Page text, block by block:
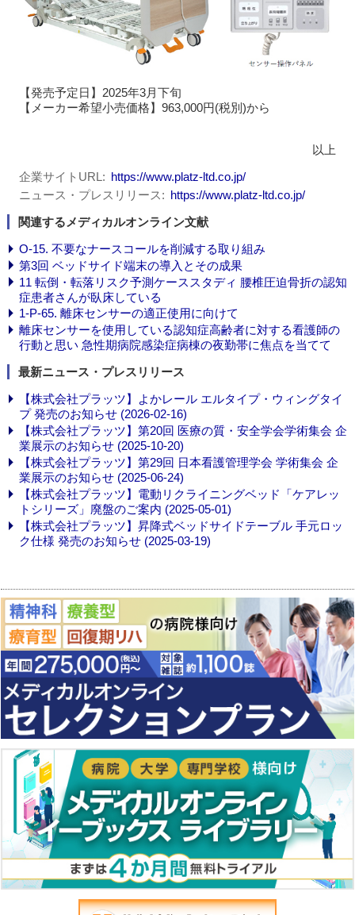
【発売予定日】2025年3月下旬
【メーカー希望小売価格】963,000円(税別)から
以上
企業サイトURL
https://www.platz-ltd.co.jp/
ニュース・プレスリリース
https://www.platz-ltd.co.jp/
関連するメディカルオンライン文献
O-15. 不要なナースコールを削減する取り組み
第3回 ベッドサイド端末の導入とその成果
11 転倒・転落リスク予測ケーススタディ 腰椎圧迫骨折の認知
症患者さんが臥床している
1-P-65. 離床センサーの適正使用に向けて
離床センサーを使用している認知症高齢者に対する看護師の
行動と思い 急性期病院感染症病棟の夜勤帯に焦点を当てて
最新ニュース・プレスリリース
【株式会社プラッツ】よかレール エルタイプ・ウィングタイ
プ 発売のお知らせ (2026-02-16)
【株式会社プラッツ】第20回 医療の質・安全学会学術集会 企
業展示のお知らせ (2025-10-20)
【株式会社プラッツ】第29回 日本看護管理学会 学術集会 企
業展示のお知らせ (2025-06-24)
【株式会社プラッツ】電動リクライニングベッド「ケアレッ
トシリーズ」廃盤のご案内 (2025-05-01)
【株式会社プラッツ】昇降式ベッドサイドテーブル 手元ロッ
ク仕様 発売のお知らせ (2025-03-19)